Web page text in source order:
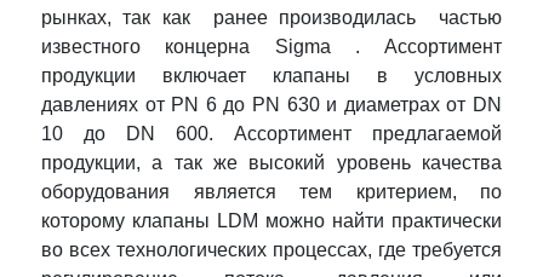
рынках, так как ранее производилась частью
известного концерна Sigma . Ассортимент
продукции включает клапаны в условных
давлениях от PN 6 до PN 630 и диаметрах от DN
10 до DN 600. Ассортимент предлагаемой
продукции, а так же высокий уровень качества
оборудования является тем критерием, по
которому клапаны LDM можно найти практически
во всех технологических процессах, где требуется